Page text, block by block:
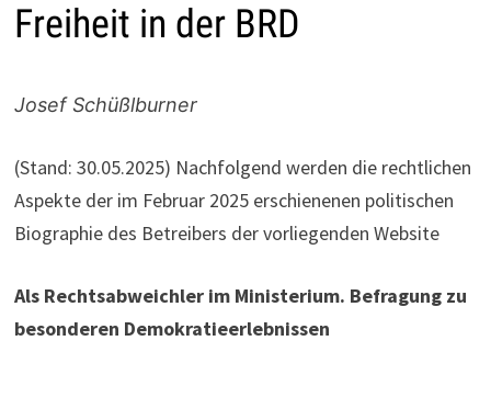
Freiheit in der BRD
Josef Schüßlburner
(Stand: 30.05.2025) Nachfolgend werden die rechtlichen
Aspekte der im Februar 2025 erschienenen politischen
Biographie des Betreibers der vorliegenden Website
Als Rechtsabweichler im Ministerium. Befragung zu
besonderen Demokratieerlebnissen